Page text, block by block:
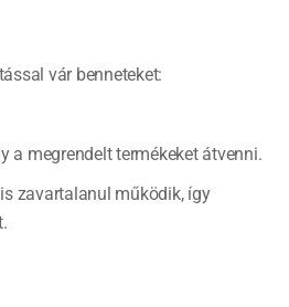
majd tegyük bele a finomra
tegyük hozzá a felvágott
öntsük fel az alaplével, majd főzzük
vár benneteket:
a megrendelt termékeket átvenni.
zavartalanul működik, így